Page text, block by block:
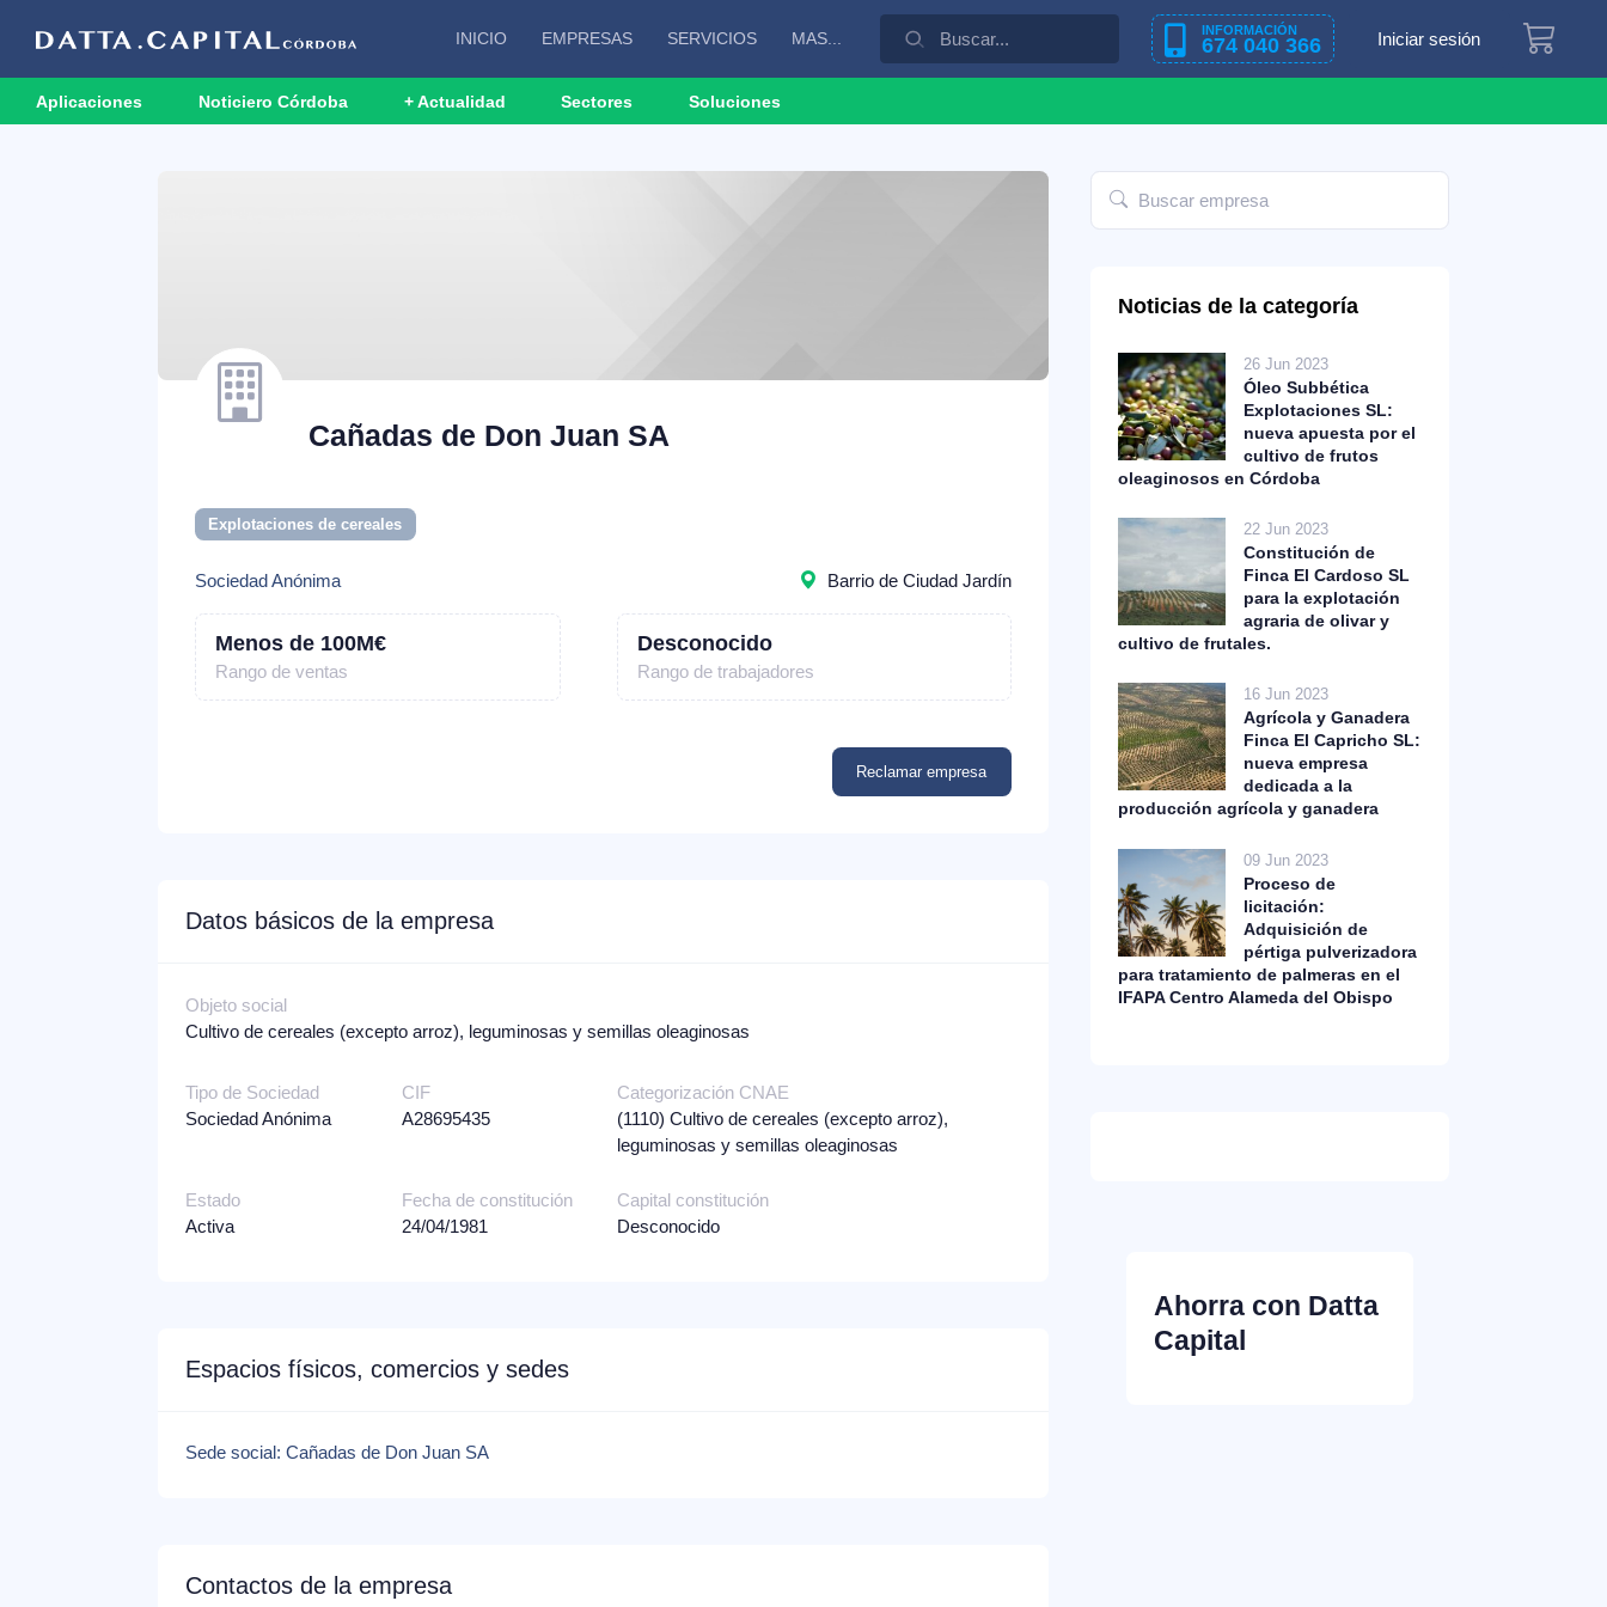
INICIO EMPRESAS SERVICIOS MAS... INFORMACIÓN
674 040 366 Iniciar sesión
Aplicaciones Noticiero Córdoba + Actualidad Sectores Soluciones
Cañadas de Don Juan SA
Explotaciones de cereales
Sociedad Anónima Barrio de Ciudad Jardín
Menos de 100M€
Rango de ventas
Desconocido
Rango de trabajadores
Reclamar empresa
Datos básicos de la empresa
Objeto social
Cultivo de cereales (excepto arroz), leguminosas y semillas oleaginosas
Tipo de Sociedad
Sociedad Anónima
CIF
A28695435
Categorización CNAE
(1110) Cultivo de cereales (excepto arroz),
leguminosas y semillas oleaginosas
Estado
Activa
Fecha de constitución
24/04/1981
Capital constitución
Desconocido
Espacios físicos, comercios y sedes
Sede social: Cañadas de Don Juan SA
Contactos de la empresa
Noticias de la categoría
26 Jun 2023
Óleo Subbética
Explotaciones SL:
nueva apuesta por el
cultivo de frutos
oleaginosos en Córdoba
22 Jun 2023
Constitución de
Finca El Cardoso SL
para la explotación
agraria de olivar y
cultivo de frutales.
16 Jun 2023
Agrícola y Ganadera
Finca El Capricho SL:
nueva empresa
dedicada a la
producción agrícola y ganadera
09 Jun 2023
Proceso de
licitación:
Adquisición de
pértiga pulverizadora
para tratamiento de palmeras en el
IFAPA Centro Alameda del Obispo
Ahorra con Datta
Capital